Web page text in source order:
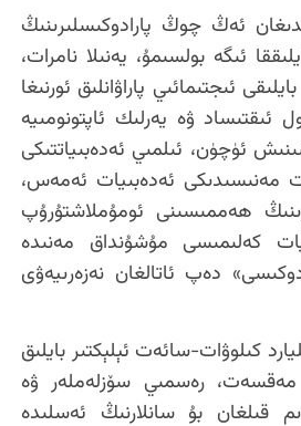
ئەڭ چوڭ پارادوكىسلىرىنىڭ
ئىگە بولسىمۇ، يەنىلا نامرات،
ئىجتىمائىي پاراۋانلىق ئورنىغا
ئىقتىساد ۋە يەرلىك ئاپتونومىيە
ئۈچۈن، ئىلمىي ئەدەبىياتتىكى
مەنىسىدىكى ئەدەبىيات ئەمەس،
ھەممىسىنى ئومۇملاشتۇرۇپ
كەلىمىسى مۇشۇنداق مەنىدە
دەپ ئاتالغان نەزەرىيەۋى
شەرقىي تۈركىستاندىن يۆتكەلگەن 1,412.99 مىليارد كىلوۋات-سائەت ئېلېكتىر بايلىق
مەقسەت، رەسمىي سۆزلەملەر ۋە
قىلغان بۇ سانلارنىڭ ئەسلىدە